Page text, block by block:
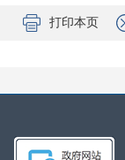
打印本页